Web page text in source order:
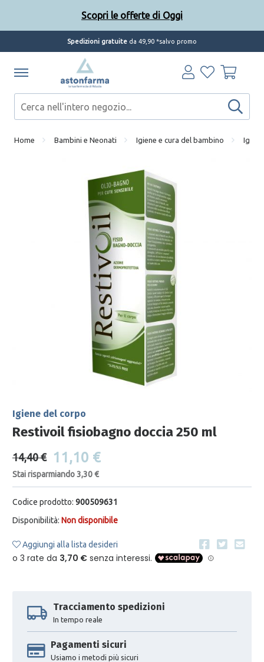
Spedizioni gratuite da 49,90 *salvo promo
Home Bambini e Neonati Igiene e cura del bambino
Igiene del corpo
Restivoil fisiobagno doccia 250 ml
14,40 € 11,10 €
Stai risparmiando 3,30 €
Codice prodotto: 900509631
Disponibilità: Non disponibile
Aggiungi alla lista desideri
Tracciamento spedizioni
In tempo reale
Pagamenti sicuri
Usiamo i metodi più sicuri
Scopri le offerte di Oggi